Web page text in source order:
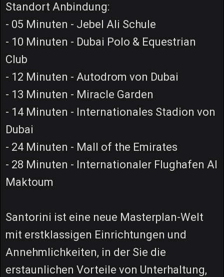
Standort Anbindung:
- 05 Minuten - Jebel Ali Schule
- 10 Minuten - Dubai Polo & Equestrian
Club
- 12 Minuten - Autodrom von Dubai
- 13 Minuten - Miracle Garden
- 14 Minuten - Internationales Stadion von
Dubai
- 24 Minuten - Mall of the Emirates
- 28 Minuten - Internationaler Flughafen Al
Maktoum
Santorini ist eine neue Masterplan-Welt
mit erstklassigen Einrichtungen und
Annehmlichkeiten, in der Sie die
erstaunlichen Vorteile von Unterhaltung,